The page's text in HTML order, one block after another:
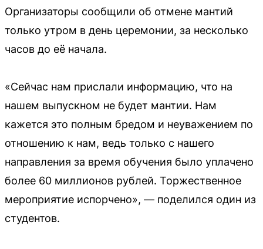
Организаторы сообщили об отмене мантий
только утром в день церемонии, за несколько
часов до её начала.
«Сейчас нам прислали информацию, что на
нашем выпускном не будет мантии. Нам
кажется это полным бредом и неуважением по
отношению к нам, ведь только с нашего
направления за время обучения было уплачено
более 60 миллионов рублей. Торжественное
мероприятие испорчено», — поделился один из
студентов.